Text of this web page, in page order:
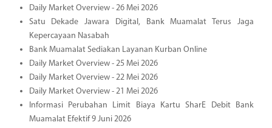
Daily Market Overview - 26 Mei 2026
Satu Dekade Jawara Digital, Bank Muamalat Terus Jaga
Kepercayaan Nasabah
Bank Muamalat Sediakan Layanan Kurban Online
Daily Market Overview - 25 Mei 2026
Daily Market Overview - 22 Mei 2026
Daily Market Overview - 21 Mei 2026
Informasi Perubahan Limit Biaya Kartu SharE Debit Bank
Muamalat Efektif 9 Juni 2026